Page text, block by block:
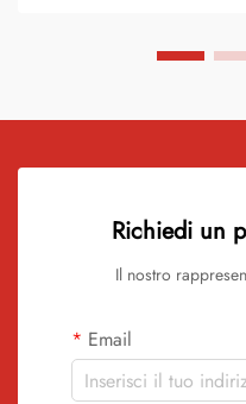
Richiedi un
Il nostro
Email